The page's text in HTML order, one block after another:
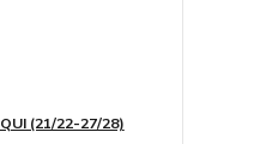
(21/22-27/28)